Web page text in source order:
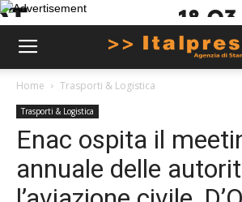
Home Trasporti & Logistica
Trasporti & Logistica
Enac ospita il
annuale delle